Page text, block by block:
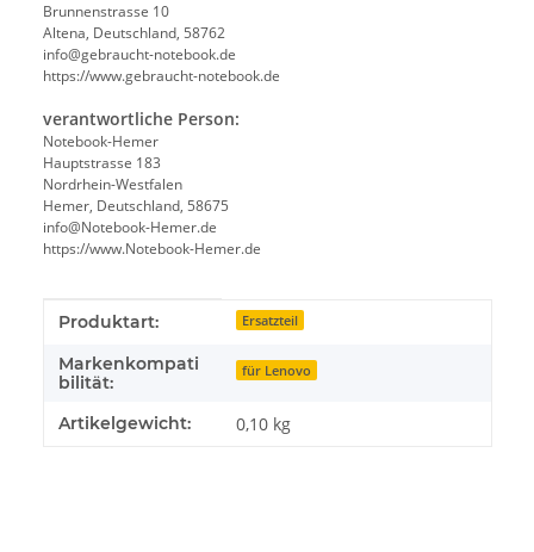
Brunnenstrasse 10
Altena, Deutschland, 58762
info@gebraucht-notebook.de
https://www.gebraucht-notebook.de
verantwortliche Person:
Notebook-Hemer
Hauptstrasse 183
Nordrhein-Westfalen
Hemer, Deutschland, 58675
info@Notebook-Hemer.de
https://www.Notebook-Hemer.de
Produkteigenschaft
Wert
Produktart: Ersatzteil
Markenkompati
bilität:
für Lenovo
Artikelgewicht: 0,10 kg